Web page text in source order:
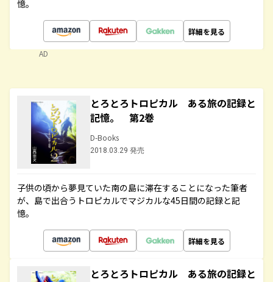
憶。
詳細を見る
AD
とろとろトロピカル ある旅の記録と
記憶。 第2巻
D-Books
2018.03.29 発売
子供の頃から夢見ていた南の島に滞在することになった筆者
が、島で出合うトロピカルでマジカルな45日間の記録と記
憶。
詳細を見る
とろとろトロピカル ある旅の記録と